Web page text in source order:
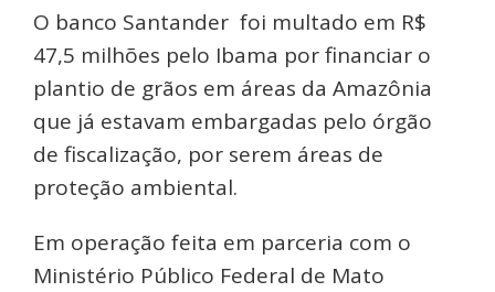
O banco Santander foi multado em R$
47,5 milhões pelo Ibama por financiar o
plantio de grãos em áreas da Amazônia
que já estavam embargadas pelo órgão
de fiscalização, por serem áreas de
proteção ambiental.
Em operação feita em parceria com o
Ministério Público Federal de Mato